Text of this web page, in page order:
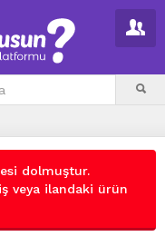
dolmuştur.
veya ilandaki ürün